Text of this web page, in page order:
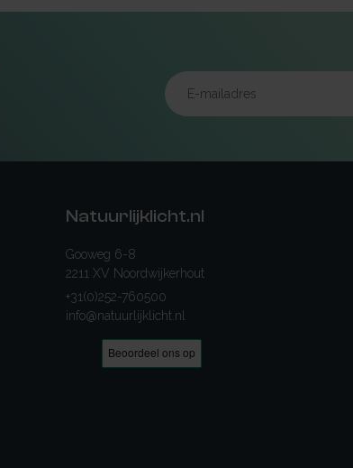
Natuurlijklicht.nl
Gooweg 6-8
2211 XV Noordwijkerhout
+31(0)252-760500
info@natuurlijklicht.nl